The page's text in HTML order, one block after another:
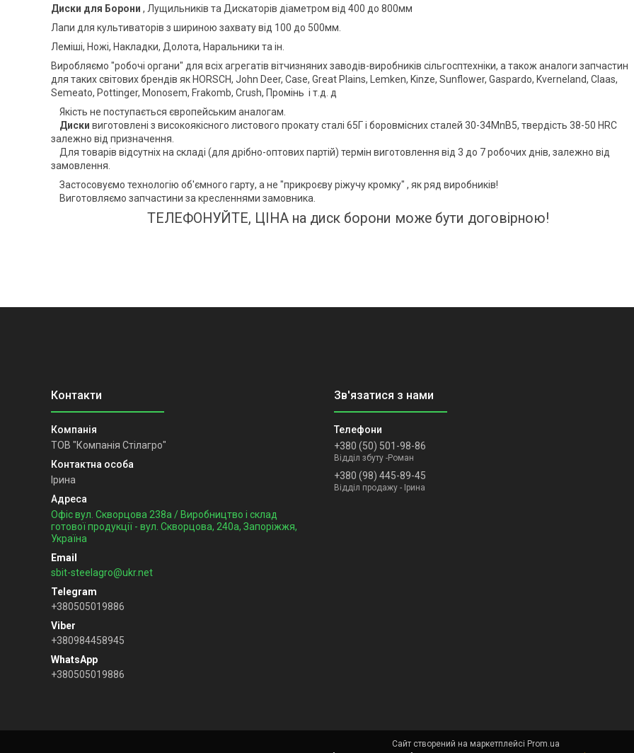
Диски для Борони , Лущильників та Дискаторів діаметром від 400 до 800мм
Лапи для культиваторів з шириною захвату від 100 до 500мм.
Леміші, Ножі, Накладки, Долота, Наральники та ін.
Виробляємо "робочі органи" для всіх агрегатів вітчизняних заводів-виробників сільгосптехніки, а також аналоги запчастин
для таких світових брендів як HORSCH, John Deer, Case, Great Plains, Lemken, Kinze, Sunflower, Gaspardo, Kverneland, Claas,
Semeato, Pottinger, Monosem, Frakomb, Crush, Промінь і т.д. д
Якість не поступається європейським аналогам.
Диски виготовлені з високоякісного листового прокату сталі 65Г і боровмісних сталей 30-34MnB5, твердість 38-50 HRC
залежно від призначення.
Для товарів відсутніх на складі (для дрібно-оптових партій) термін виготовлення від 3 до 7 робочих днів, залежно від
замовлення.
Застосовуємо технологію об'ємного гарту, а не "прикроєву ріжучу кромку" , як ряд виробників!
Виготовляємо запчастини за кресленнями замовника.
ТЕЛЕФОНУЙТЕ, ЦІНА на диск борони може бути договірною!
ТОВ "Компанія Стілагро"
Ірина
Офіс вул. Скворцова 238а / Виробництво і склад
готової продукції - вул. Скворцова, 240а, Запоріжжя,
Україна
sbit-steelagro@ukr.net
+380505019886
+380984458945
+380505019886
+380 (50) 501-98-86
Відділ збуту -Роман
+380 (98) 445-89-45
Відділ продажу - Ірина
Сайт створений на маркетплейсі Prom.ua